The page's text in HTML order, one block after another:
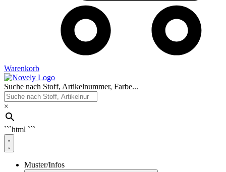
Warenkorb
Suche nach Stoff, Artikelnummer, Farbe...
×
```html ```
Muster/Infos